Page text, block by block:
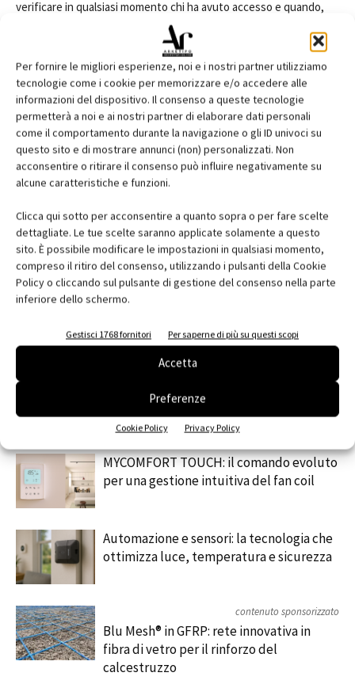
Per fornire le migliori esperienze, noi e i nostri partner utilizziamo
tecnologie come i cookie per memorizzare e/o accedere alle
informazioni del dispositivo. Il consenso a queste tecnologie
permetterà a noi e ai nostri partner di elaborare dati personali
come il comportamento durante la navigazione o gli ID univoci su
questo sito e di mostrare annunci (non) personalizzati. Non
acconsentire o ritirare il consenso può influire negativamente su
alcune caratteristiche e funzioni.
Clicca qui sotto per acconsentire a quanto sopra o per fare scelte
dettagliate. Le tue scelte saranno applicate solamente a questo
sito. È possibile modificare le impostazioni in qualsiasi momento,
compreso il ritiro del consenso, utilizzando i pulsanti della Cookie
Policy o cliccando sul pulsante di gestione del consenso nella parte
inferiore dello schermo.
Gestisci 1768 fornitori Per saperne di più su questi scopi
Accetta
Preferenze
Cookie Policy Privacy Policy
verificare in qualsiasi momento chi ha avuto accesso e quando,
offrendo una tracciabilità completa, anche in tempo reale, che i
sistemi puramente meccanici non possono garantire.
Libra X è alimentato da una batteria standard CR123 3V (LiMnO2),
con un'autonomia fino a 2 anni e per circa 20.000 aperture, quindi
con una media di 20 aperture giornaliere a temperatura ambiente.
Il segnale luminoso sul frontale del pomolo elettronico avvisa in
anticipo quando è necessario sostituire la batteria, garantendo
TAGS ARGO
cilindro modulare elettronico
ISEO Ultimate Access Technologies
Libra X
RELATED ARTICLES MORE FROM AUTHOR
MYCOMFORT TOUCH: il comando evoluto
per una gestione intuitiva del fan coil
Automazione e sensori: la tecnologia che
ottimizza luce, temperatura e sicurezza
contenuto sponsorizzato
Blu Mesh® in GFRP: rete innovativa in
fibra di vetro per il rinforzo del
calcestruzzo